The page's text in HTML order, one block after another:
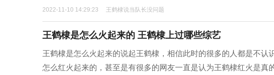
2022-11-10 14:29:23 王鹤棣说当队长没问题
王鹤棣是怎么火起来的 王鹤棣上过哪些综艺
王鹤棣是怎么火起来的说起王鹤棣，相信此时的很多的人都是不认
怎么红火起来的，甚至是有很多的网友一直是认为王鹤棣红火是真